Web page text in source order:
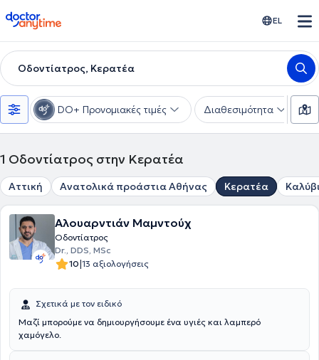
doctoranytime EL
Οδοντίατρος, Κερατέα
DO+ Προνομιακές τιμές Διαθεσιμότητα
1 Οδοντίατρος στην Κερατέα
Αττική Ανατολικά προάστια Αθήνας Κερατέα
Αλουαρντιάν Μαμντούχ
Οδοντίατρος
Dr., DDS, MSc
10|13 αξιολογήσεις
Σχετικά με τον ειδικό
Μαζί μπορούμε να δημιουργήσουμε ένα υγιές και λαμπερό
χαμόγελο.